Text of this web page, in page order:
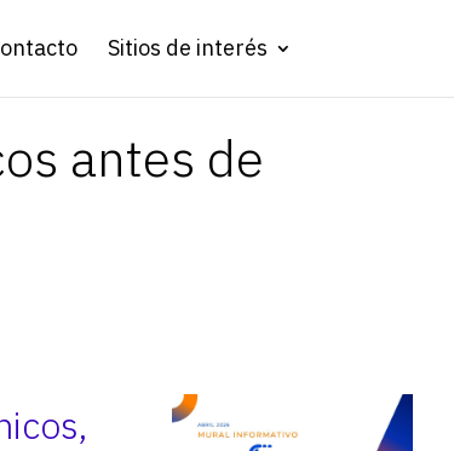
Sitios de interés
antes de